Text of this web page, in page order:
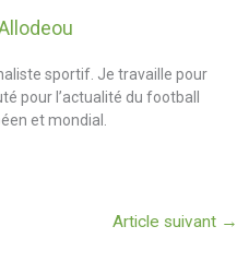
sportif. Je travaille pour
pour l’actualité du football
et mondial.
Article suivant →